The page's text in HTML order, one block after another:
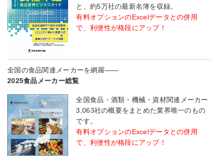
と、約5万社の最新名簿を収録。
有料オプションのExcelデータとの併用
で、利便性が格段にアップ！
全国の食品関連メーカーを網羅――
2025食品メーカー総覧
全国食品・酒類・機械・資材関連メーカー
3,063社の概要をまとめた業界唯一のもの
です。
有料オプションのExcelデータとの併用
で、利便性が格段にアップ！